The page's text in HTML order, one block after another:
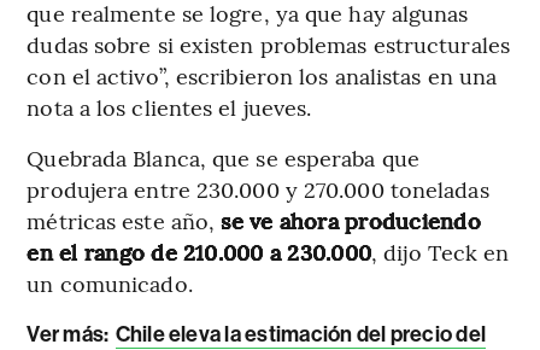
que realmente se logre, ya que hay algunas
dudas sobre si existen problemas estructurales
con el activo”, escribieron los analistas en una
nota a los clientes el jueves.
Quebrada Blanca, que se esperaba que
produjera entre 230.000 y 270.000 toneladas
métricas este año,se ve ahora produciendo
en el rango de 210.000 a 230.000, dijo Teck en
un comunicado.
Ver más: Chile eleva la estimación del precio del